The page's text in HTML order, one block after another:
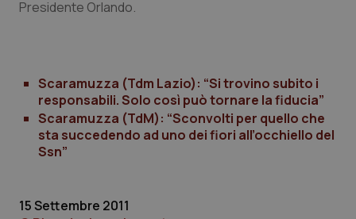
Puglia
Sicilia
Toscana
Malattie rare
Neuroscienze & patologie neurodegenerative
Obesità
Presidente Orlando.
Scaramuzza (Tdm Lazio): “Si trovino subito i
responsabili. Solo così può tornare la fiducia”
Scaramuzza (TdM): “Sconvolti per quello che
sta succedendo ad uno dei fiori all’occhiello del
Ssn”
15 Settembre 2011